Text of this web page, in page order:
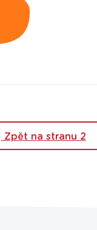
Zpět na stranu 2